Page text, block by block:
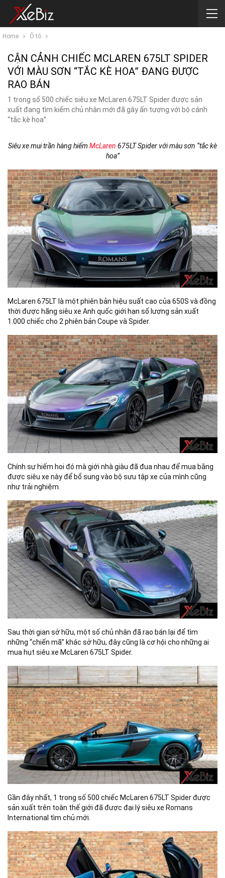
Home Ô tô
CẬN CẢNH CHIẾC MCLAREN 675LT SPIDER
VỚI MÀU SƠN “TẮC KÈ HOA” ĐANG ĐƯỢC
RAO BÁN
1 trong số 500 chiếc siêu xe McLaren 675LT Spider được sản
xuất đang tìm kiếm chủ nhân mới đã gây ấn tượng với bộ cánh
“tắc kè hoa”.
Siêu xe mui trần hàng hiếm McLaren 675LT Spider với màu sơn “tắc kè
hoa”
McLaren 675LT là một phiên bản hiệu suất cao của 650S và đồng
thời được hãng siêu xe Anh quốc giới hạn số lượng sản xuất
1.000 chiếc cho 2 phiên bản Coupe và Spider.
Chính sự hiếm hoi đó mà giới nhà giàu đã đua nhau để mua bằng
được siêu xe này để bổ sung vào bộ sưu tập xe của mình cũng
như trải nghiệm.
Sau thời gian sở hữu, một số chủ nhân đã rao bán lại để tìm
những “chiến mã” khác sở hữu, đây cũng là cơ hội cho những ai
mua hụt siêu xe McLaren 675LT Spider.
Gần đây nhất, 1 trong số 500 chiếc McLaren 675LT Spider được
sản xuất trên toàn thế giới đã được đại lý siêu xe Romans
International tìm chủ mới.